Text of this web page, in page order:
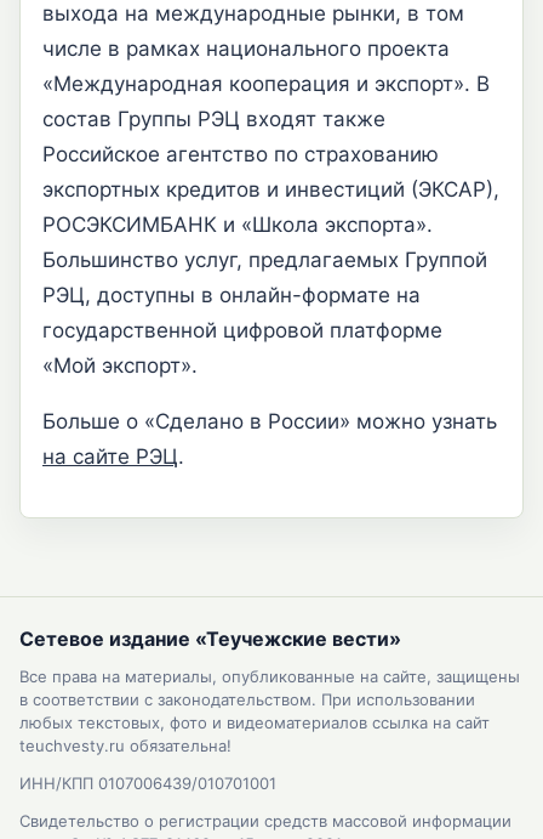
выхода на международные рынки, в том
числе в рамках национального проекта
«Международная кооперация и экспорт». В
состав Группы РЭЦ входят также
Российское агентство по страхованию
экспортных кредитов и инвестиций (ЭКСАР),
РОСЭКСИМБАНК и «Школа экспорта».
Большинство услуг, предлагаемых Группой
РЭЦ, доступны в онлайн-формате на
государственной цифровой платформе
«Мой экспорт».
Больше о «Сделано в России» можно узнать
на сайте РЭЦ.
Сетевое издание «Теучежские вести»
Все права на материалы, опубликованные на сайте, защищены
в соответствии с законодательством. При использовании
любых текстовых, фото и видеоматериалов ссылка на сайт
teuchvesty.ru обязательна!
ИНН/КПП 0107006439/010701001
Свидетельство о регистрации средств массовой информации